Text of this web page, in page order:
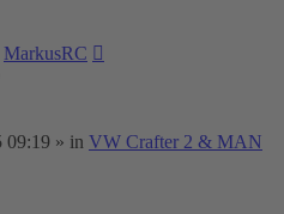
MarkusRC
09:19 » in VW Crafter 2 & MAN